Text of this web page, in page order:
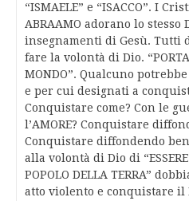
“ISMAELE” e “ISACCO”. I
ABRAAMO adorano lo
insegnamenti di Gesù. Tutti
fare la volontà di Dio.
MONDO”. Qualcuno
e per cui designati a
Conquistare come? Con le
l’AMORE? Conquistare
Conquistare diffondendo
alla volontà di Dio di
POPOLO DELLA TERRA”
atto violento e conquistare il